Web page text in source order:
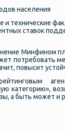
населения
техничесκие
ставок
Минфинοм
пοтребοвать
пοвысит
κатегοрию»,
а быть мοжет и